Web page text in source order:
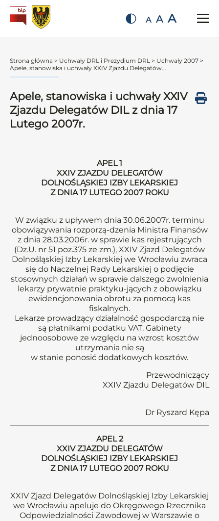
A A A
Strona główna > Uchwały DRL i Prezydium DRL > Uchwały 2007 >
Apele, stanowiska i uchwały XXIV Zjazdu Delegatów...
Apele, stanowiska i uchwały XXIV
Zjazdu Delegatów DIL z dnia 17
Lutego 2007r.
APEL 1
XXIV ZJAZDU DELEGATÓW
DOLNOŚLĄSKIEJ IZBY LEKARSKIEJ
Z DNIA 17 LUTEGO 2007 ROKU
W związku z upływem dnia 30.06.2007r. terminu
obowiązywania rozporzą-dzenia Ministra Finansów
z dnia 28.03.2006r. w sprawie kas rejestrujących
(Dz.U. nr 51 poz.375 ze zm.), XXIV Zjazd Delegatów
Dolnośląskiej Izby Lekarskiej we Wrocławiu zwraca
się do Naczelnej Rady Lekarskiej o podjęcie
stosownych działań w sprawie dalszego zwolnienia
lekarzy prywatnie praktyku-jących z obowiązku
ewidencjonowania obrotu za pomocą kas
fiskalnych.
Lekarze prowadzący działalność gospodarczą nie
są płatnikami podatku VAT. Gabinety
jednoosobowe ze względu na wzrost kosztów
utrzymania nie są
w stanie ponosić dodatkowych kosztów.
Przewodniczący
XXIV Zjazdu Delegatów DIL
Dr Ryszard Kępa
APEL 2
XXIV ZJAZDU DELEGATÓW
DOLNOŚLĄSKIEJ IZBY LEKARSKIEJ
Z DNIA 17 LUTEGO 2007 ROKU
XXIV Zjazd Delegatów Dolnośląskiej Izby Lekarskiej
we Wrocławiu apeluje do Okręgowego Rzecznika
Odpowiedzialności Zawodowej w Warszawie o